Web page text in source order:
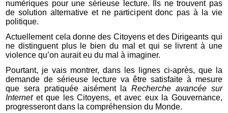
numériques pour une sérieuse lecture. Ils ne trouvent pas
de solution alternative et ne participent donc pas à la vie
politique.
Actuellement cela donne des Citoyens et des Dirigeants qui
ne distinguent plus le bien du mal et qui se livrent à une
violence qu’on aurait eu du mal à imaginer.
Pourtant, je vais montrer, dans les lignes ci-après, que la
demande de sérieuse lecture va être satisfaite à mesure
que sera pratiquée aisément laRecherche avancée sur
Internetet que les Citoyens, et avec eux la Gouvernance,
progresseront dans la compréhension du Monde.